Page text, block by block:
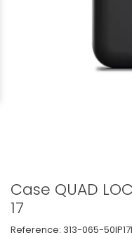
Case QUAD
17
Reference: 313-065-